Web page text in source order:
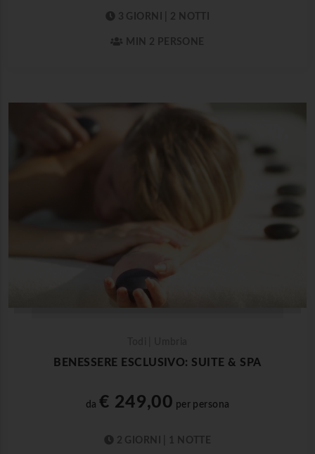
3 GIORNI | 2 NOTTI
MIN 2 PERSONE
BENESSERE ESCLUSIVO: SUITE & SPA
da € 249,00 per persona
2 GIORNI | 1 NOTTE